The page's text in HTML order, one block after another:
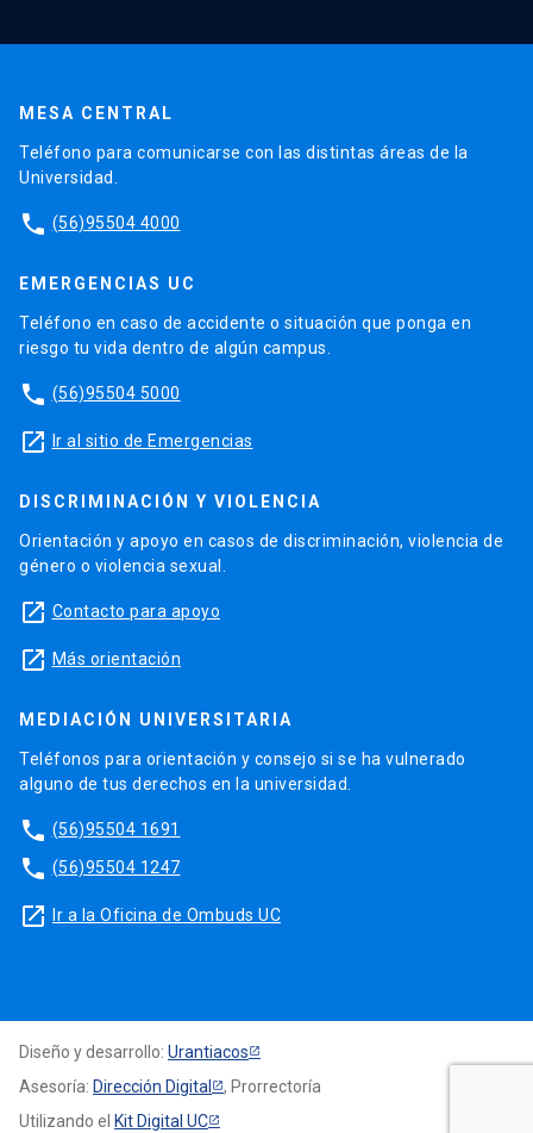
MESA CENTRAL
Teléfono para comunicarse con las distintas áreas de la
Universidad.
phone (56)95504 4000
EMERGENCIAS UC
Teléfono en caso de accidente o situación que ponga en
riesgo tu vida dentro de algún campus.
phone (56)95504 5000
launch Ir al sitio de Emergencias
DISCRIMINACIÓN Y VIOLENCIA
Orientación y apoyo en casos de discriminación, violencia de
género o violencia sexual.
launch Contacto para apoyo
launch Más orientación
MEDIACIÓN UNIVERSITARIA
Teléfonos para orientación y consejo si se ha vulnerado
alguno de tus derechos en la universidad.
phone (56)95504 1691
phone (56)95504 1247
launch Ir a la Oficina de Ombuds UC
Diseño y desarrollo: Urantiacos
Asesoría: Dirección Digital
, Prorrectoría
Utilizando el Kit Digital UC